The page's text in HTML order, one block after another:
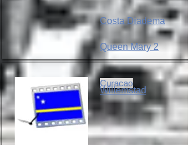
Costa Diadema
Queen Mary 2
Curacao
Willemstad